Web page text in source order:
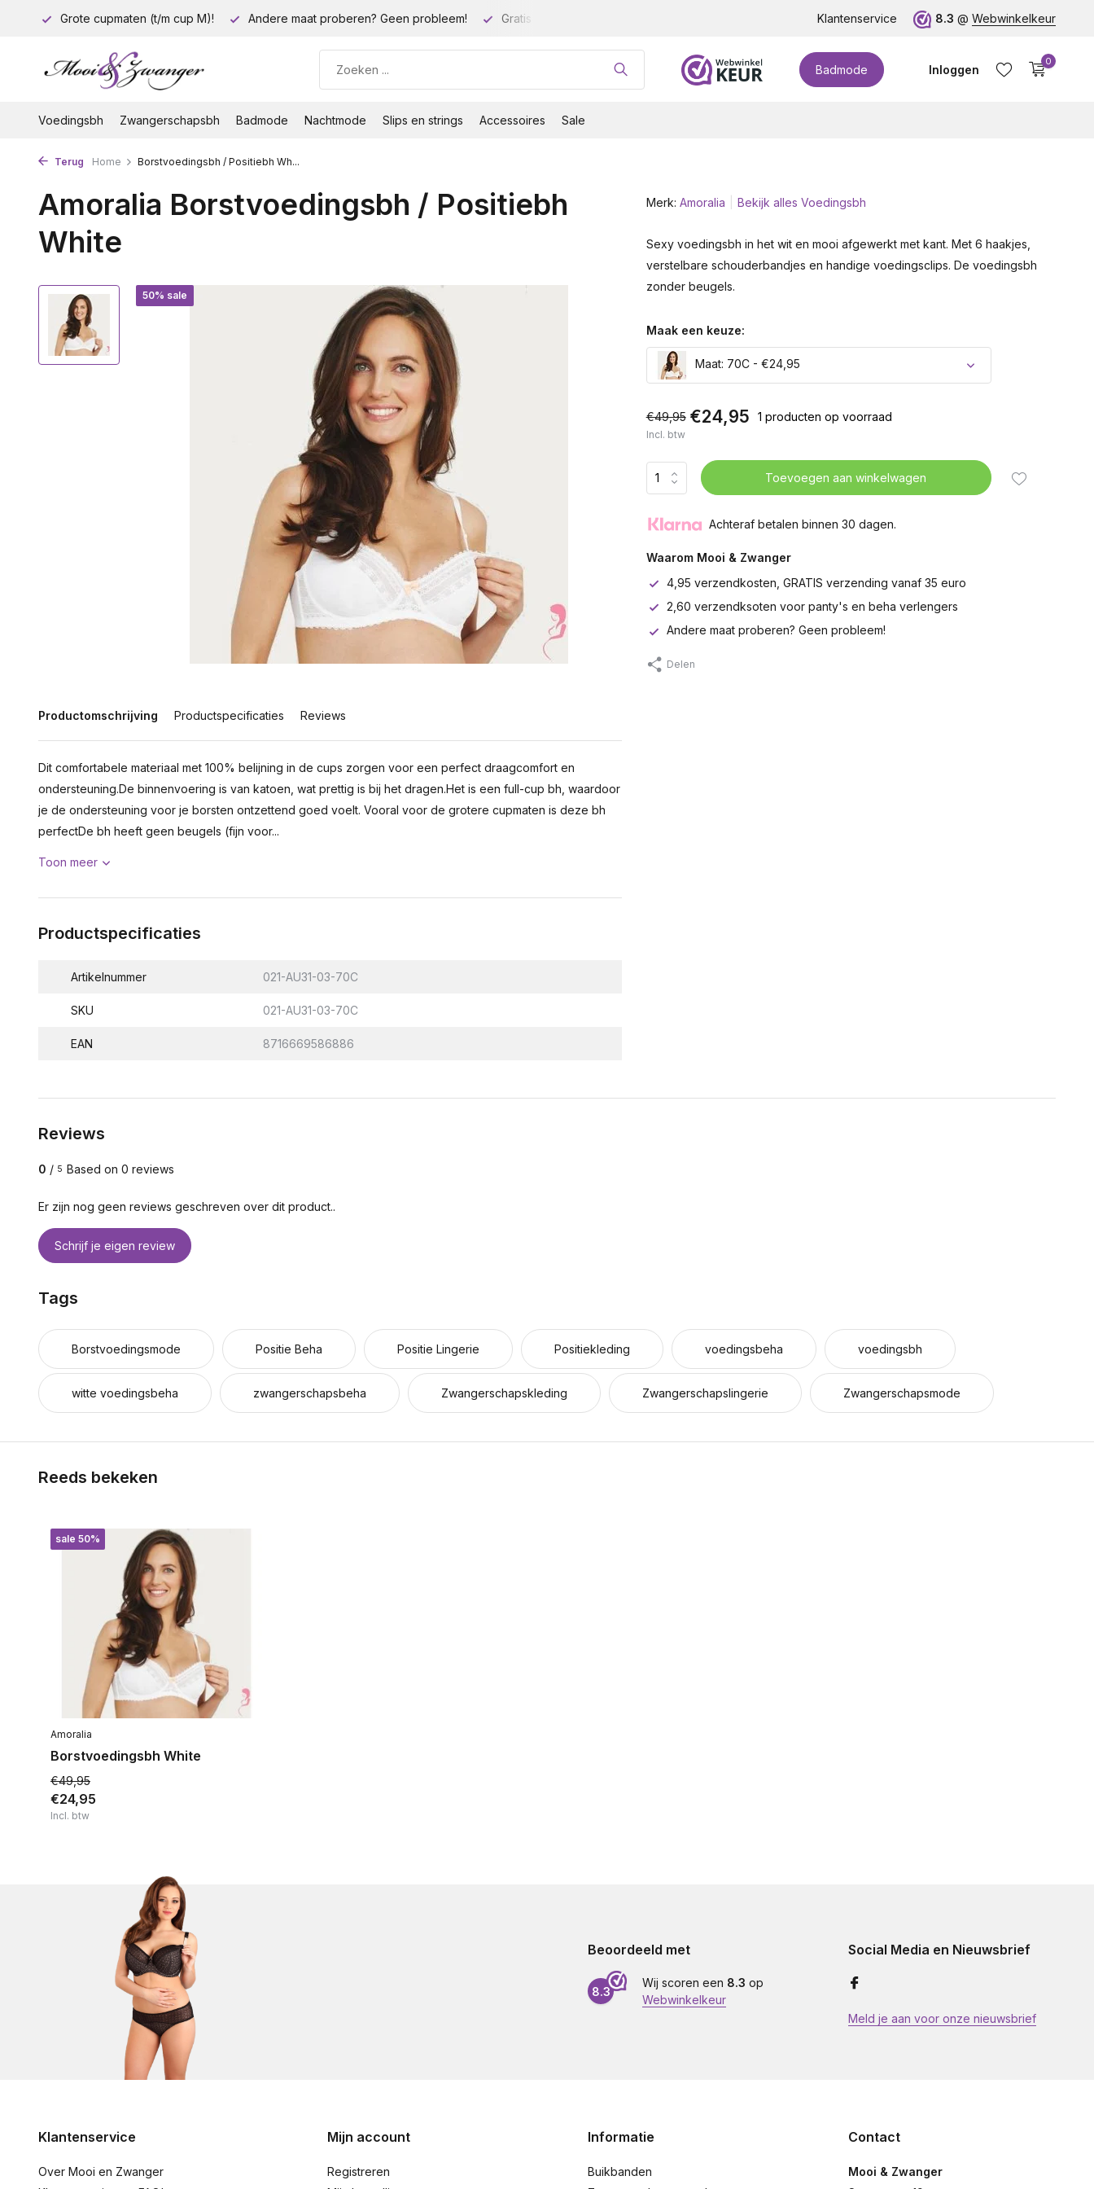
Grote cupmaten (t/m cup M)! Andere maat proberen? Geen probleem! Gratis verzending vanaf 35 euro! Grote cupmaten (t/m cup M)!
Klantenservice 8.3 @ Webwinkelkeur
Badmode Inloggen
0
Voedingsbh Zwangerschapsbh Badmode Nachtmode Slips en strings Accessoires Sale
Terug Home Borstvoedingsbh / Positiebh Wh...
Amoralia Borstvoedingsbh / Positiebh
White
50% sale
Productomschrijving Productspecificaties Reviews
Dit comfortabele materiaal met 100% belijning in de cups zorgen voor een perfect draagcomfort en
ondersteuning.De binnenvoering is van katoen, wat prettig is bij het dragen.Het is een full-cup bh, waardoor
je de ondersteuning voor je borsten ontzettend goed voelt. Vooral voor de grotere cupmaten is deze bh
perfectDe bh heeft geen beugels (fijn voor...
Toon meer
Productspecificaties
Artikelnummer 021-AU31-03-70C
SKU 021-AU31-03-70C
EAN 8716669586886
Merk: Amoralia Bekijk alles Voedingsbh
Sexy voedingsbh in het wit en mooi afgewerkt met kant. Met 6 haakjes,
verstelbare schouderbandjes en handige voedingsclips. De voedingsbh
zonder beugels.
Maak een keuze:
Maat: 70C - €24,95
€49,95 €24,95 1 producten op voorraad
Incl. btw
Toevoegen aan winkelwagen
Achteraf betalen binnen 30 dagen.
Waarom Mooi & Zwanger
4,95 verzendkosten, GRATIS verzending vanaf 35 euro
2,60 verzendksoten voor panty's en beha verlengers
Andere maat proberen? Geen probleem!
Delen
Reviews
0 / 5 Based on 0 reviews
Er zijn nog geen reviews geschreven over dit product..
Schrijf je eigen review
Tags
Borstvoedingsmode Positie Beha Positie Lingerie Positiekleding voedingsbeha voedingsbh
witte voedingsbeha zwangerschapsbeha Zwangerschapskleding Zwangerschapslingerie Zwangerschapsmode
Reeds bekeken
sale 50%
Amoralia
Borstvoedingsbh White
€49,95
€24,95
Incl. btw
Beoordeeld met
8.3
Wij scoren een 8.3 op
Webwinkelkeur
Social Media en Nieuwsbrief
Meld je aan voor onze nieuwsbrief
Klantenservice
Over Mooi en Zwanger
Mijn account
Registreren
Informatie
Buikbanden
Contact
Mooi & Zwanger